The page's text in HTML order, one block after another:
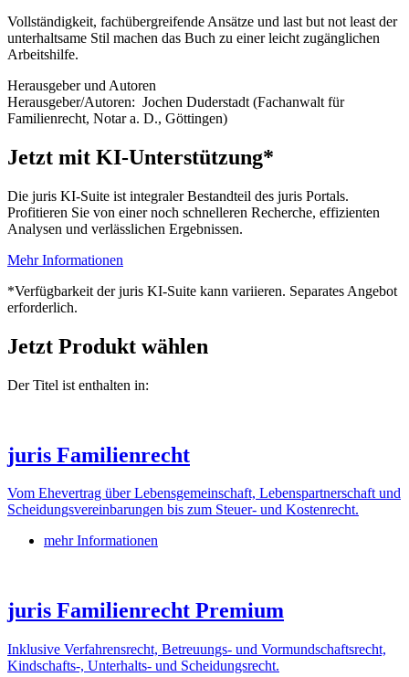
Vollständigkeit, fachübergreifende Ansätze und last but not least der
unterhaltsame Stil machen das Buch zu einer leicht zugänglichen
Arbeitshilfe.
Herausgeber und Autoren
Herausgeber/Autoren: Jochen Duderstadt (Fachanwalt für
Familienrecht, Notar a. D., Göttingen)
Jetzt mit KI-Unterstützung*
Die juris KI-Suite ist integraler Bestandteil des juris Portals.
Profitieren Sie von einer noch schnelleren Recherche, effizienten
Analysen und verlässlichen Ergebnissen.
Mehr Informationen
*Verfügbarkeit der juris KI-Suite kann variieren. Separates Angebot
erforderlich.
Jetzt Produkt wählen
Der Titel ist enthalten in:
juris Familienrecht
Vom Ehevertrag über Lebensgemeinschaft, Lebenspartnerschaft und
Scheidungsvereinbarungen bis zum Steuer- und Kostenrecht.
mehr Informationen
juris Familienrecht Premium
Inklusive Verfahrensrecht, Betreuungs- und Vormundschaftsrecht,
Kindschafts-, Unterhalts- und Scheidungsrecht.